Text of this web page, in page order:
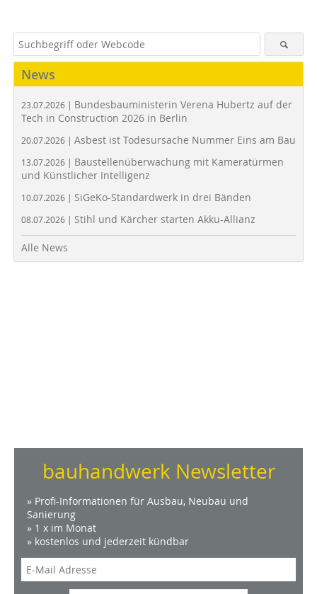
News
23.07.2026 | Bundesbauministerin Verena Hubertz auf der
Tech in Construction 2026 in Berlin
20.07.2026 | Asbest ist Todesursache Nummer Eins am Bau
13.07.2026 | Baustellenüberwachung mit Kameratürmen
und Künstlicher Intelligenz
10.07.2026 | SiGeKo-Standardwerk in drei Bänden
08.07.2026 | Stihl und Kärcher starten Akku-Allianz
Alle News
bauhandwerk Newsletter
» Profi-Informationen für Ausbau, Neubau und
Sanierung
» 1 x im Monat
» kostenlos und jederzeit kündbar